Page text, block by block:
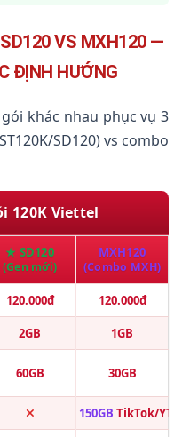
VS MXH120 —
ĐỊNH HƯỚNG
khác nhau phục vụ 3
SD120) vs combo
120K Viettel
★ SD120
(Gen mới)
MXH120
(Combo MXH)
120.000đ 120.000đ
2GB 1GB
60GB 30GB
150GB TikTok/YT/